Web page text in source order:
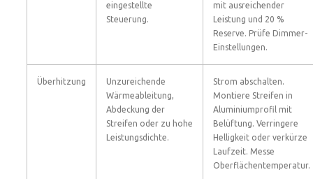
eingestellte
Steuerung.
mit ausreichender
Leistung und 20 %
Reserve. Prüfe Dimmer-
Einstellungen.
Überhitzung
Unzureichende
Wärmeableitung,
Abdeckung der
Streifen oder zu hohe
Leistungsdichte.
Strom abschalten.
Montiere Streifen in
Aluminiumprofil mit
Belüftung. Verringere
Helligkeit oder verkürze
Laufzeit. Messe
Oberflächentemperatur.